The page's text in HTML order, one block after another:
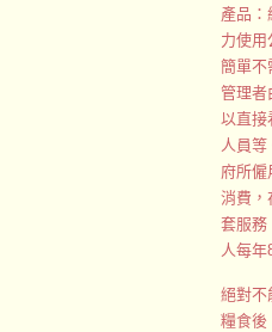
產品：
力使用
簡單不
管理者
以直接
人員等
府所僱
消費，
套服務
人每年
絕對不
糧食後